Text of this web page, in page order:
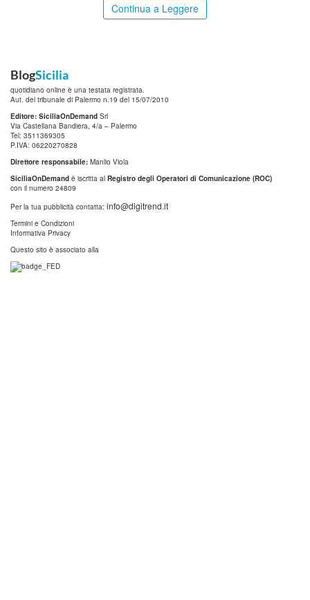
Continua a Leggere
BlogSicilia
quotidiano online è una testata registrata.
Aut. del tribunale di Palermo n.19 del 15/07/2010
Editore: SiciliaOnDemand Srl
Via Castellana Bandiera, 4/a – Palermo
Tel: 3511369305
P.IVA: 06220270828
Direttore responsabile: Manlio Viola
SiciliaOnDemand è iscritta al Registro degli Operatori di Comunicazione (ROC)
con il numero 24809
Per la tua pubblicità contatta: info@digitrend.it
Termini e Condizioni
Informativa Privacy
Questo sito è associato alla